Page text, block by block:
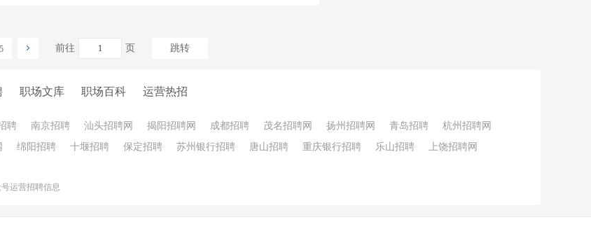
5 前往 页 跳转
职场文库 职场百科 运营热招
聘 南京招聘 汕头招聘网 揭阳招聘网 成都招聘 茂名招聘网 扬州招聘网 青岛招聘
杭州招聘网
绵阳招聘 十堰招聘 保定招聘 苏州银行招聘 唐山招聘 重庆银行招聘 乐山招聘 上饶招聘网
运营招聘信息